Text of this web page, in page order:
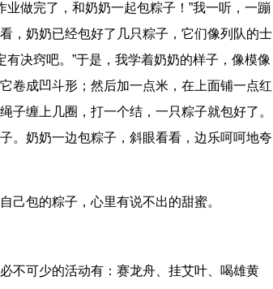
业做完了，和奶奶一起包粽子！”我一听，一蹦
，奶奶已经包好了几只粽子，它们像列队的士
决窍吧。”于是，我学着奶奶的样子，像模像
卷成凹斗形；然后加一点米，在上面铺一点红
子缠上几圈，打一个结，一只粽子就包好了。
。奶奶一边包粽子，斜眼看看，边乐呵呵地夸
己包的粽子，心里有说不出的甜蜜。
不可少的活动有：赛龙舟、挂艾叶、喝雄黄